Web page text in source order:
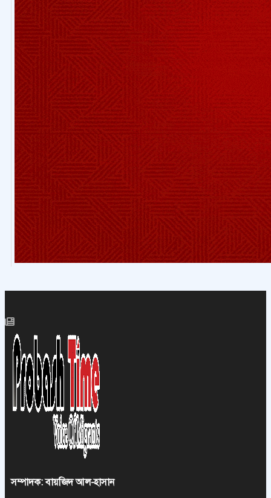
সম্পাদক: বায়জিদ আল-হাসান